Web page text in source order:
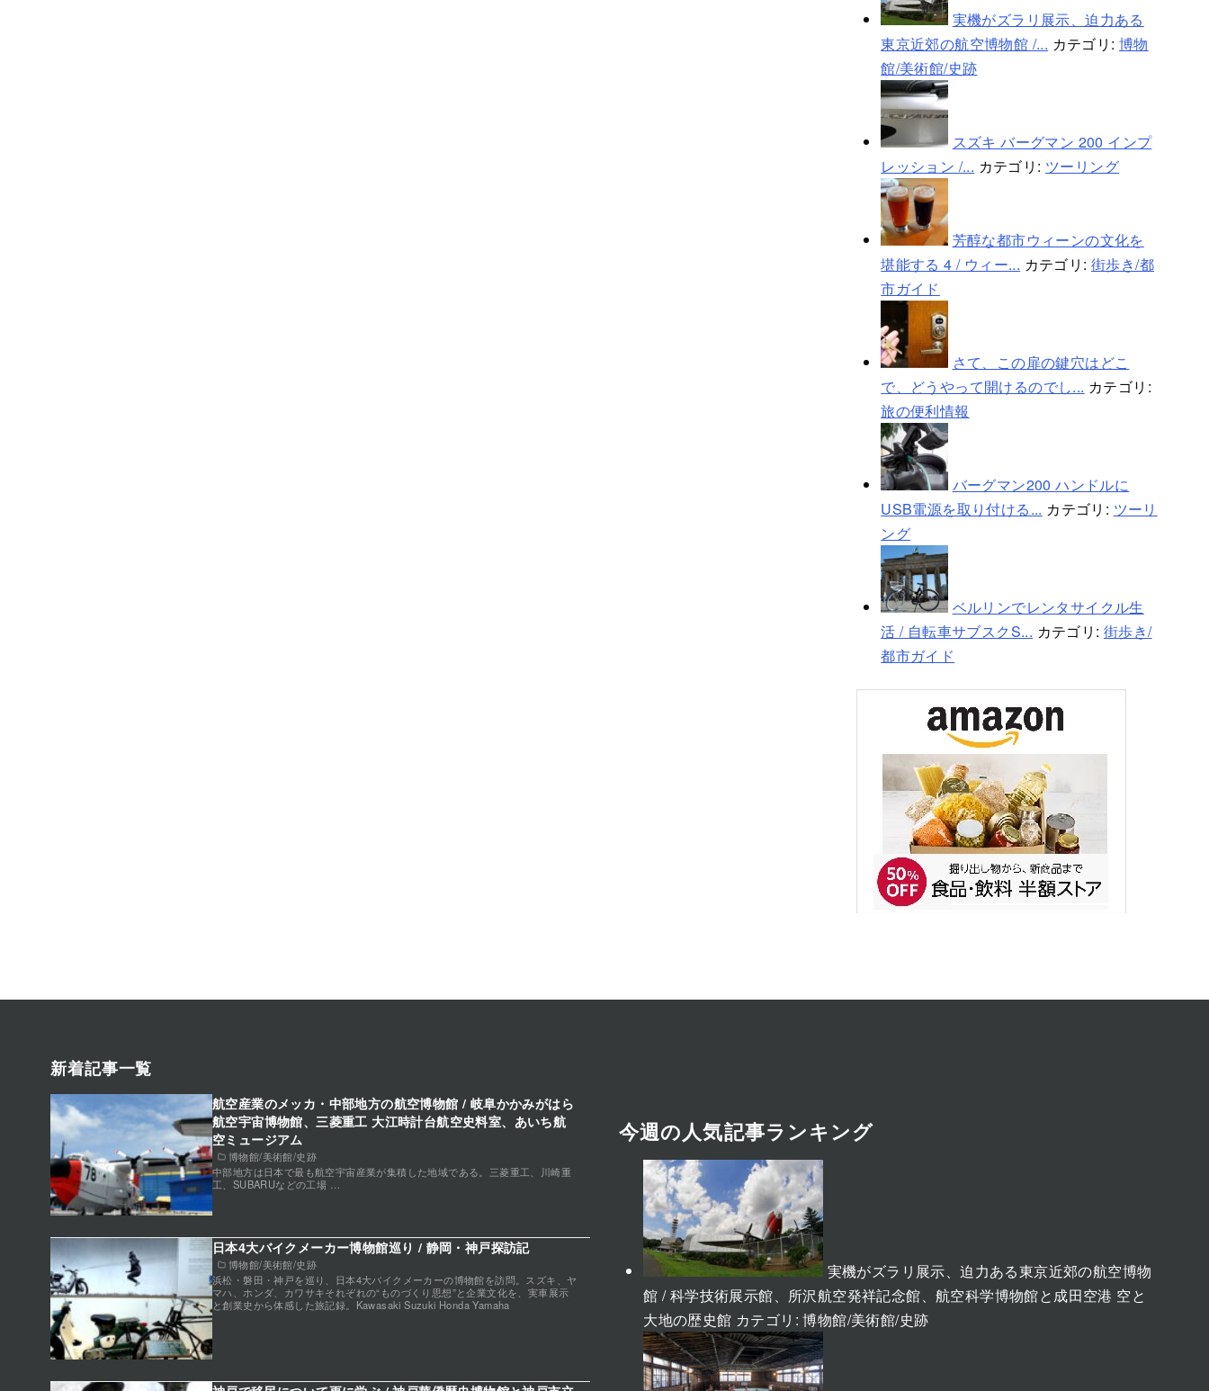
実機がズラリ展示、迫力ある
東京近郊の航空博物館 /... カテゴリ: 博物
館/美術館/史跡
スズキ バーグマン 200 インプ
レッション /... カテゴリ: ツーリング
芳醇な都市ウィーンの文化を
堪能する 4 / ウィー... カテゴリ: 街歩き/都
市ガイド
さて、この扉の鍵穴はどこ
で、どうやって開けるのでし... カテゴリ:
旅の便利情報
バーグマン200 ハンドルに
USB電源を取り付ける... カテゴリ: ツーリ
ング
ベルリンでレンタサイクル生
活 / 自転車サブスクS... カテゴリ: 街歩き/
都市ガイド
新着記事一覧
博物館/美術館/史跡
航空産業のメッカ・中部地方の航空博物館 / 岐阜かかみがはら
航空宇宙博物館、三菱重工 大江時計台航空史料室、あいち航
空ミュージアム
中部地方は日本で最も航空宇宙産業が集積した地域である。三菱重工、川崎重
工、SUBARUなどの工場 …
博物館/美術館/史跡
日本4大バイクメーカー博物館巡り / 静岡・神戸探訪記
浜松・磐田・神戸を巡り、日本4大バイクメーカーの博物館を訪問。スズキ、ヤ
マハ、ホンダ、カワサキそれぞれの“ものづくり思想”と企業文化を、実車展示
と創業史から体感した旅記録。Kawasaki Suzuki Honda Yamaha
今週の人気記事ランキング
実機がズラリ展示、迫力ある東京近郊の航空博物
館 / 科学技術展示館、所沢航空発祥記念館、航空科学博物館と成田空港 空と
大地の歴史館 カテゴリ:博物館/美術館/史跡